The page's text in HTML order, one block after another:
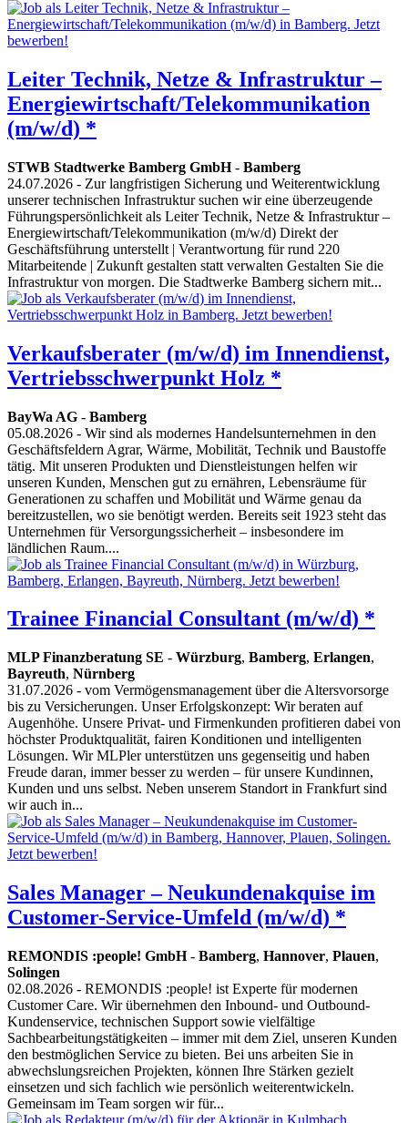
Leiter Technik, Netze & Infrastruktur –
Energiewirtschaft/Telekommunikation
(m/w/d) *
STWB Stadtwerke Bamberg GmbH- Bamberg
24.07.2026 - Zur langfristigen Sicherung und Weiterentwicklung
unserer technischen Infrastruktur suchen wir eine überzeugende
Führungspersönlichkeit als Leiter Technik, Netze & Infrastruktur –
Energiewirtschaft/Telekommunikation (m⁠/⁠w⁠/⁠d) Direkt der
Geschäftsführung unterstellt | Verantwortung für rund 220
Mitarbeitende | Zukunft gestalten statt verwalten Gestalten Sie die
Infrastruktur von morgen. Die Stadtwerke Bamberg sichern mit...
Verkaufsberater (m/w/d) im Innendienst,
Vertriebsschwerpunkt Holz *
BayWa AG - Bamberg
05.08.2026 - Wir sind als modernes Handelsunternehmen in den
Geschäftsfeldern Agrar, Wärme, Mobilität, Technik und Baustoffe
tätig. Mit unseren Produkten und Dienstleistungen helfen wir
unseren Kunden, Menschen gut zu ernähren, Lebensräume für
Generationen zu schaffen und Mobilität und Wärme genau da
bereitzustellen, wo sie benötigt werden. Bereits seit 1923 steht das
Unternehmen für Versorgungssicherheit – insbesondere im
ländlichen Raum....
Trainee Financial Consultant (m/w/d) *
MLP Finanzberatung SE - Würzburg, Bamberg, Erlangen,
Bayreuth, Nürnberg
31.07.2026 - vom Vermögensmanagement über die Altersvorsorge
bis zu Versicherungen. Unser Erfolgskonzept: Wir beraten auf
Augenhöhe. Unsere Privat- und Firmenkunden profitieren dabei von
höchster Produktqualität, fairen Konditionen und intelligenten
Lösungen. Wir MLPler unterstützen uns gegenseitig und haben
Freude daran, immer besser zu werden – für unsere Kundinnen,
Kunden und uns selbst. Neben unserem Standort in Frankfurt sind
wir auch in...
Sales Manager – Neukundenakquise im
Customer-Service-Umfeld (m/w/d) *
REMONDIS :people! GmbH- Bamberg, Hannover, Plauen,
Solingen
02.08.2026 - REMONDIS :people! ist Experte für modernen
Customer Care. Wir übernehmen den Inbound- und Outbound-
Kundenservice, technischen Support sowie vielfältige
Sachbearbeitungstätigkeiten – immer mit dem Ziel, unseren Kunden
den bestmöglichen Service zu bieten. Bei uns arbeiten Sie in
abwechslungsreichen Projekten, können Ihre Stärken gezielt
einsetzen und sich fachlich wie persönlich weiterentwickeln.
Gemeinsam im Team sorgen wir für...